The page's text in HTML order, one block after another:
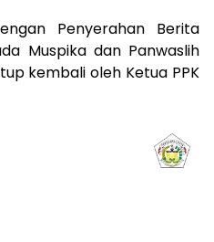
Penyerahan Berita
Muspika dan Panwaslih
kembali oleh Ketua PPK